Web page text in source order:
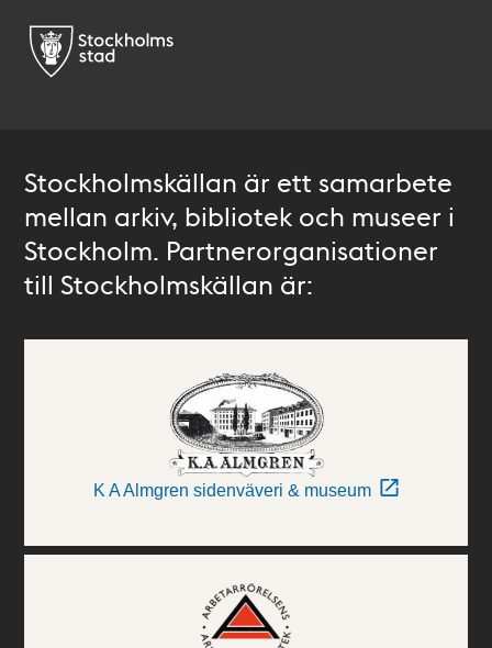
Stockholmskällan är ett samarbete
mellan arkiv, bibliotek och museer i
Stockholm. Partnerorganisationer
till Stockholmskällan är:
K A Almgren sidenväveri & museum